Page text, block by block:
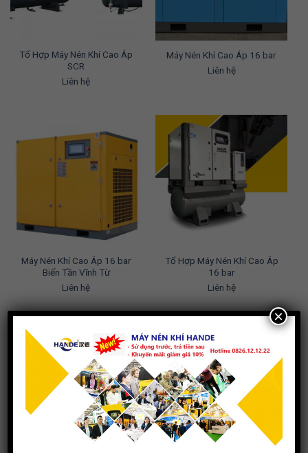
Tổ Hợp Máy Nén Khí Cao Áp
SCR
Liên hệ
Máy Nén Khí Cao Áp 16 bar
Liên hệ
Máy Nén Khí Cao Áp 16 bar
Biến Tần Vĩnh Từ
Liên hệ
Tổ Hợp Máy Nén Khí Cao Áp
16 bar
Liên hệ
×